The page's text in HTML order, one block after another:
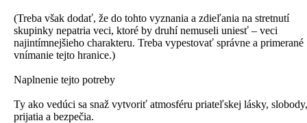
(Treba však dodať, že do tohto vyznania a zdieľania na stretnutí
skupinky nepatria veci, ktoré by druhí nemuseli uniesť – veci
najintímnejšieho charakteru. Treba vypestovať správne a primerané
vnímanie tejto hranice.)
Naplnenie tejto potreby
Ty ako vedúci sa snaž vytvoriť atmosféru priateľskej lásky, slobody,
prijatia a bezpečia.